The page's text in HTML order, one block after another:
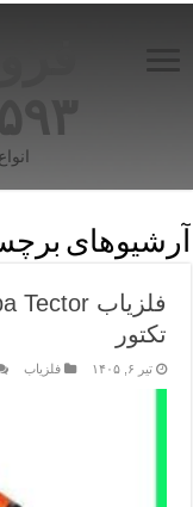
آرشیوهای
تکتور
تیر ۶, ۱۴۰۵ فلزیاب